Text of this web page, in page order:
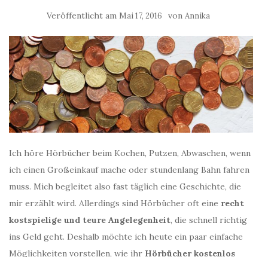
Veröffentlicht am Mai 17, 2016 von Annika
Ich höre Hörbücher beim Kochen, Putzen, Abwaschen, wenn
ich einen Großeinkauf mache oder stundenlang Bahn fahren
muss. Mich begleitet also fast täglich eine Geschichte, die
mir erzählt wird. Allerdings sind Hörbücher oft eine recht
kostspielige und teure Angelegenheit, die schnell richtig
ins Geld geht. Deshalb möchte ich heute ein paar einfache
Möglichkeiten vorstellen, wie ihr Hörbücher kostenlos